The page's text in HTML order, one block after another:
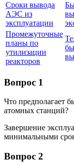
Сроки вывода
АЭС из
эксплуатации
Промежуточные
планы по
утилизации
реакторов
Вопрос 1
Что предполагает
атомных станций?
Завершение
минимальными
Вопрос 2